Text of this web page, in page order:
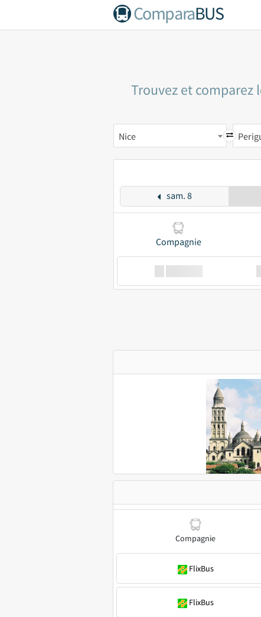
ComparaBUS
Trouvez et comparez
Nice
sam. 8
Compagnie
Compagnie
FlixBus
FlixBus